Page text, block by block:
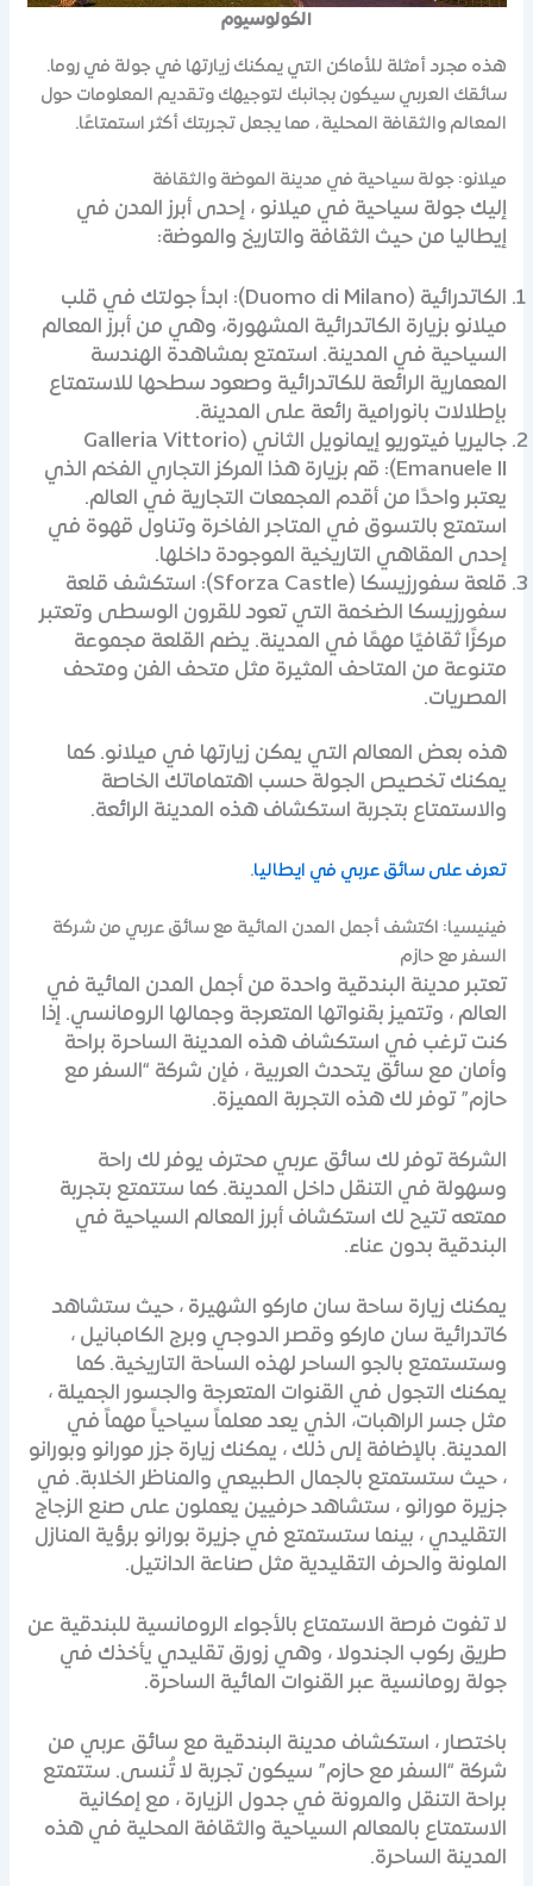
الكولوسيوم
هذه مجرد أمثلة للأماكن التي يمكنك زيارتها في جولة في روما.
سائقك العربي سيكون بجانبك لتوجيهك وتقديم المعلومات حول
المعالم والثقافة المحلية ، مما يجعل تجربتك أكثر استمتاعًا.
ميلانو: جولة سياحية في مدينة الموضة والثقافة
إليك جولة سياحية في ميلانو ، إحدى أبرز المدن في
إيطاليا من حيث الثقافة والتاريخ والموضة:
الكاتدرائية (Duomo di Milano): ابدأ جولتك في قلب
ميلانو بزيارة الكاتدرائية المشهورة، وهي من أبرز المعالم
السياحية في المدينة. استمتع بمشاهدة الهندسة
المعمارية الرائعة للكاتدرائية وصعود سطحها للاستمتاع
بإطلالات بانورامية رائعة على المدينة.
جاليريا فيتوريو إيمانويل الثاني (Galleria Vittorio
Emanuele II): قم بزيارة هذا المركز التجاري الفخم الذي
يعتبر واحدًا من أقدم المجمعات التجارية في العالم.
استمتع بالتسوق في المتاجر الفاخرة وتناول قهوة في
إحدى المقاهي التاريخية الموجودة داخلها.
قلعة سفورزيسكا (Sforza Castle): استكشف قلعة
سفورزيسكا الضخمة التي تعود للقرون الوسطى وتعتبر
مركزًا ثقافيًا مهمًا في المدينة. يضم القلعة مجموعة
متنوعة من المتاحف المثيرة مثل متحف الفن ومتحف
المصريات.
هذه بعض المعالم التي يمكن زيارتها في ميلانو. كما
يمكنك تخصيص الجولة حسب اهتماماتك الخاصة
والاستمتاع بتجربة استكشاف هذه المدينة الرائعة.
تعرف على سائق عربي في ايطاليا.
فينيسيا: اكتشف أجمل المدن المائية مع سائق عربي من شركة
السفر مع حازم
تعتبر مدينة البندقية واحدة من أجمل المدن المائية في
العالم ، وتتميز بقنواتها المتعرجة وجمالها الرومانسي. إذا
كنت ترغب في استكشاف هذه المدينة الساحرة براحة
وأمان مع سائق يتحدث العربية ، فإن شركة “السفر مع
حازم” توفر لك هذه التجربة المميزة.
الشركة توفر لك سائق عربي محترف يوفر لك راحة
وسهولة في التنقل داخل المدينة. كما ستتمتع بتجربة
ممتعه تتيح لك استكشاف أبرز المعالم السياحية في
البندقية بدون عناء.
يمكنك زيارة ساحة سان ماركو الشهيرة ، حيث ستشاهد
كاتدرائية سان ماركو وقصر الدوجي وبرج الكامبانيل ،
وستستمتع بالجو الساحر لهذه الساحة التاريخية. كما
يمكنك التجول في القنوات المتعرجة والجسور الجميلة ،
مثل جسر الراهبات، الذي يعد معلماً سياحياً مهماً في
المدينة. بالإضافة إلى ذلك ، يمكنك زيارة جزر مورانو وبورانو
، حيث ستستمتع بالجمال الطبيعي والمناظر الخلابة. في
جزيرة مورانو ، ستشاهد حرفيين يعملون على صنع الزجاج
التقليدي ، بينما ستستمتع في جزيرة بورانو برؤية المنازل
الملونة والحرف التقليدية مثل صناعة الدانتيل.
لا تفوت فرصة الاستمتاع بالأجواء الرومانسية للبندقية عن
طريق ركوب الجندولا ، وهي زورق تقليدي يأخذك في
جولة رومانسية عبر القنوات المائية الساحرة.
باختصار ، استكشاف مدينة البندقية مع سائق عربي من
شركة “السفر مع حازم” سيكون تجربة لا تُنسى. ستتمتع
براحة التنقل والمرونة في جدول الزيارة ، مع إمكانية
الاستمتاع بالمعالم السياحية والثقافة المحلية في هذه
المدينة الساحرة.